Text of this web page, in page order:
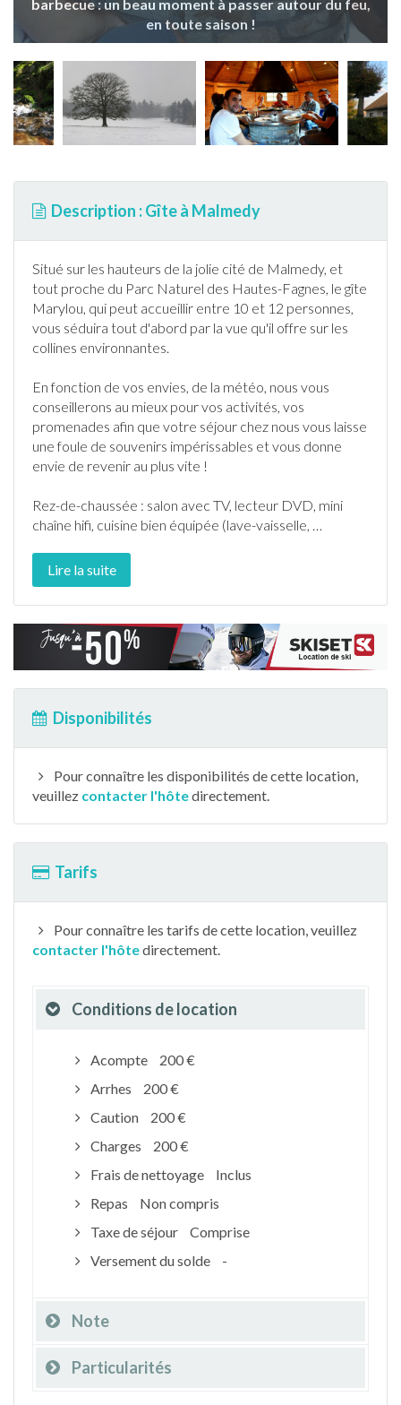
barbecue : un beau moment à passer autour du feu,
en toute saison !
Description : Gîte à Malmedy
Situé sur les hauteurs de la jolie cité de Malmedy, et
tout proche du Parc Naturel des Hautes-Fagnes, le gîte
Marylou, qui peut accueillir entre 10 et 12 personnes,
vous séduira tout d'abord par la vue qu'il offre sur les
collines environnantes.
En fonction de vos envies, de la météo, nous vous
conseillerons au mieux pour vos activités, vos
promenades afin que votre séjour chez nous vous laisse
une foule de souvenirs impérissables et vous donne
envie de revenir au plus vite !
Rez-de-chaussée : salon avec TV, lecteur DVD, mini
chaîne hifi, cuisine bien équipée (lave-vaisselle, …
Lire la suite
Disponibilités
Pour connaître les disponibilités de cette location,
veuillez contacter l'hôtedirectement.
Tarifs
Pour connaître les tarifs de cette location, veuillez
contacter l'hôtedirectement.
Conditions de location
Acompte
200 €
Arrhes
200 €
Caution
200 €
Charges
200 €
Frais de nettoyage
Inclus
Repas
Non compris
Taxe de séjour
Comprise
Versement du solde
-
Note
Particularités